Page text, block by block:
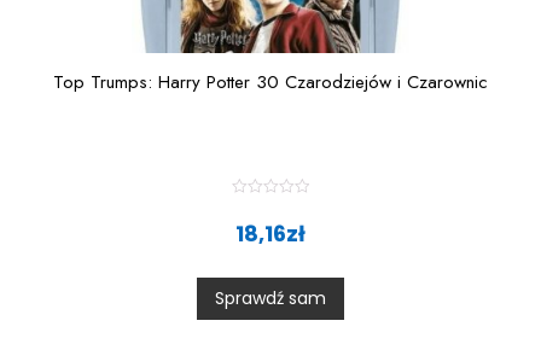
Top Trumps: Harry Potter 30 Czarodziejów i Czarownic
0
o
u
t
18,16zł
Sprawdź sam